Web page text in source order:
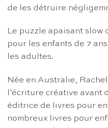
de les détruire
Le puzzle apaisant slow
pour les enfants de 7
les adultes.
Née en Australie,
l’écriture créative
éditrice de livres pour
nombreux livres pour